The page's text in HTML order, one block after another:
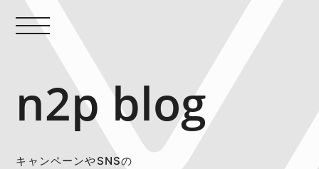
n2p blog
キャンペーンやSNSの